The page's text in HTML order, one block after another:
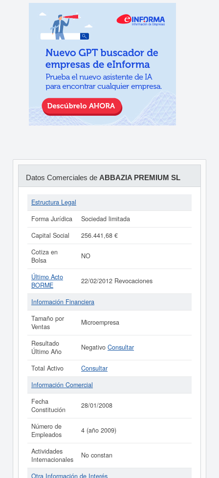
Datos Comerciales de ABBAZIA PREMIUM SL
Estructura Legal
Forma Jurídica
Sociedad limitada
Capital Social
256.441,68 €
Cotiza en
Bolsa
NO
Último Acto
BORME
22/02/2012 Revocaciones
Información Financiera
Tamaño por
Ventas
Microempresa
Resultado
Último Año
Negativo Consultar
Total Activo
Consultar
Información Comercial
Fecha
Constitución
28/01/2008
Número de
Empleados
4 (año 2009)
Actividades
Internacionales
No constan
Otra Información de Interés